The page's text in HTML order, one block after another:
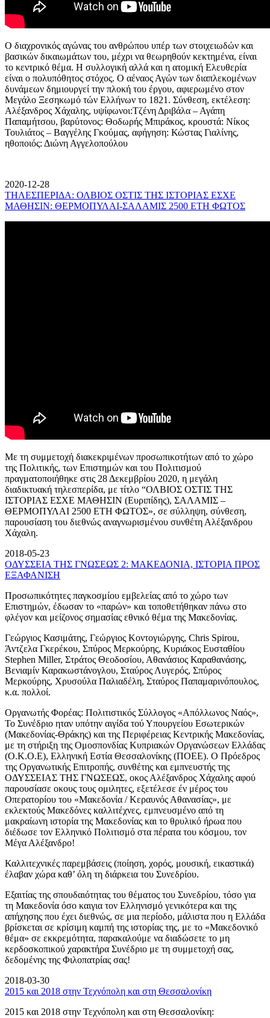
Ο διαχρονικός αγώνας του ανθρώπου υπέρ των στοιχειωδών και
βασικών δικαιωμάτων του, μέχρι να θεωρηθούν κεκτημένα, είναι
το κεντρικό θέμα. Η συλλογική αλλά και η ατομική Ελευθερία
είναι ο πολυπόθητος στόχος. Ο αέναος Αγών των διαπλεκομένων
δυνάμεων δημιουργεί την πλοκή του έργου, αφιερωμένο στον
Μεγάλο Ξεσηκωμό τών Ελλήνων το 1821. Σύνθεση, εκτέλεση:
Αλέξανδρος Χάχαλης, υψίφωνοι:Τζένη Δριβάλα – Αγάπη
Παπαμήτσου, βαρύτονος: Θοδωρής Μπιράκος, κρουστά: Νίκος
Τουλιάτος – Βαγγέλης Γκούμας, αφήγηση: Κώστας Γιαλίνης,
ηθοποιός: Διώνη Αγγελοπούλου
2020-12-28
ΤΗΛΕΣΠΕΡΙΔΑ: ΟΛΒΙΟΣ ΟΣΤΙΣ ΤΗΣ ΙΣΤΟΡΙΑΣ ΕΣΧΕ
ΜΑΘΗΣΙΝ: ΘΕΡΜΟΠΥΛΑΙ-ΣΑΛΑΜΙΣ 2500 ΕΤΗ ΦΩΤΟΣ
Με τη συμμετοχή διακεκριμένων προσωπικοτήτων από το χώρο
της Πολιτικής, των Επιστημών και του Πολιτισμού
πραγματοποιήθηκε στις 28 Δεκεμβρίου 2020, η μεγάλη
διαδικτυακή τηλεσπερίδα, με τίτλο “ΟΛΒΙΟΣ ΟΣΤΙΣ ΤΗΣ
ΙΣΤΟΡΙΑΣ ΕΣΧΕ ΜΑΘΗΣΙΝ (Ευριπίδης), ΣΑΛΑΜΙΣ –
ΘΕΡΜΟΠΥΛΑΙ 2500 ΕΤΗ ΦΩΤΟΣ», σε σύλληψη, σύνθεση,
παρουσίαση του διεθνώς αναγνωρισμένου συνθέτη Αλέξανδρου
Χάχαλη.
2018-05-23
ΟΔΥΣΣΕΙΑ ΤΗΣ ΓΝΩΣΕΩΣ 2: ΜΑΚΕΔΟΝΙΑ, ΙΣΤΟΡΙΑ ΠΡΟΣ
ΕΞΑΦΑΝΙΣΗ
Προσωπικότητες παγκοσμίου εμβελείας από το χώρο των
Επιστημών, έδωσαν το «παρών» και τοποθετήθηκαν πάνω στο
φλέγον και μείζονος σημασίας εθνικό θέμα της Μακεδονίας.
Γεώργιος Κασιμάτης, Γεώργιος Κοντογιώργης, Chris Spirou,
Άντζελα Γκερέκου, Σπύρος Μερκούρης, Κυριάκος Ευσταθίου
Stephen Miller, Στράτος Θεοδοσίου, Αθανάσιος Καραθανάσης,
Βενιαμίν Καρακωστάνογλου, Σταύρος Λυγερός, Σπύρος
Μερκούρης, Χρυσούλα Παλιαδέλη, Σταύρος Παπαμαρινόπουλος,
κ.α. πολλοί.
Οργανωτής Φορέας: Πολιτιστικός Σύλλογος «Απόλλωνος Ναός»,
Το Συνέδριο ηταν υπότην αιγίδα τού Υπουργείου Εσωτερικών
(Μακεδονίας-Θράκης) και της Περιφέρειας Κεντρικής Μακεδονίας,
με τη στήριξη της Ομοσπονδίας Κυπριακών Οργανώσεων Ελλάδας
(Ο.Κ.Ο.Ε), Ελληνική Εστία Θεσσαλονίκης (ΠΟΕΕ). Ο Πρόεδρος
της Οργανωτικής Επιτροπής, συνθέτης και εμπνευστής της
ΟΔΥΣΣΕΙΑΣ ΤΗΣ ΓΝΩΣΕΩΣ, οκος Αλέξανδρος Χάχαλης αφού
παρουσίασε οκους τους ομιλητες, εξετέλεσε έν μέρος του
Οπερατορίου του «Μακεδονία / Κεραυνός Αθανασίας», με
εκλεκτούς Μακεδόνες καλλιτέχνες, εμπνευσμένο από τη
μακραίωνη ιστορία της Μακεδονίας και το θρυλικό ήρωα που
διέδωσε τον Ελληνικό Πολιτισμό στα πέρατα του κόσμου, τον
Μέγα Αλέξανδρο!
Καλλιτεχνικές παρεμβάσεις (ποίηση, χορός, μουσική, εικαστικά)
έλαβαν χώρα καθ’ όλη τη διάρκεια του Συνεδρίου.
Εξαιτίας της σπουδαιότητας του θέματος του Συνεδρίου, τόσο για
τη Μακεδονία όσο καιγια τον Ελληνισμό γενικότερα και της
απήχησης που έχει διεθνώς, σε μια περίοδο, μάλιστα που η Ελλάδα
βρίσκεται σε κρίσιμη καμπή της ιστορίας της, με το «Μακεδονικό
θέμα» σε εκκρεμότητα, παρακαλούμε να διαδώσετε το μη
κερδοσκοπικού χαρακτήρα Συνέδριο με τη συμμετοχή σας,
δεδομένης της Φιλοπατρίας σας!
2018-03-30
2015 και 2018 στην Τεχνόπολη και στη Θεσσαλονίκη
2015 και 2018 στην Τεχνόπολη και στη Θεσσαλονίκη: